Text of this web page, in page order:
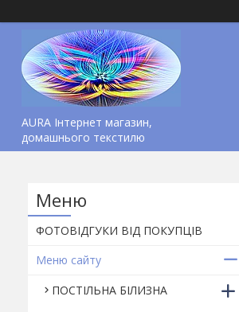
AURA Інтернет магазин,
домашнього текстилю
ФОТОВІДГУКИ ВІД ПОКУПЦІВ
Меню сайту
ПОСТІЛЬНА БІЛИЗНА